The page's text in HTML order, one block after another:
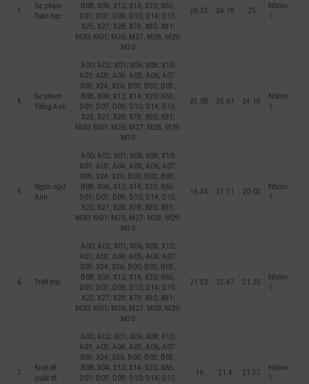
3
Sư phạm
Toán học
B08; X04; X12; X14; X20; X65;
D01; D07; D09; D10; D14; D15;
X25; X27; X28; X78; X80; X81;
M00; M01; M26; M27; M28; M29;
M30
26.33 26.18 25
Nhóm
1
4
Sư phạm
Tiếng Anh
A00; A02; X01; X06; X08; X10;
A01; A03; A04; A05; A06; A07;
X05; X24; X26; B00; B02; B03;
B08; X04; X12; X14; X20; X65;
D01; D07; D09; D10; D14; D15;
X25; X27; X28; X78; X80; X81;
M00; M01; M26; M27; M28; M29;
M30
23.08 25.61 24.18
Nhóm
1
5
Ngôn ngữ
Anh
A00; A02; X01; X06; X08; X10;
A01; A03; A04; A05; A06; A07;
X05; X24; X26; B00; B02; B03;
B08; X04; X12; X14; X20; X65;
D01; D07; D09; D10; D14; D15;
X25; X27; X28; X78; X80; X81;
M00; M01; M26; M27; M28; M29;
M30
16.34 21.71 20.02
Nhóm
1
6 Triết học
A00; A02; X01; X06; X08; X10;
A01; A03; A04; A05; A06; A07;
X05; X24; X26; B00; B02; B03;
B08; X04; X12; X14; X20; X65;
D01; D07; D09; D10; D14; D15;
X25; X27; X28; X78; X80; X81;
M00; M01; M26; M27; M28; M29;
M30
21.52 23.47 21.25
Nhóm
1
7
Kinh tế
quốc tế
A00; A02; X01; X06; X08; X10;
A01; A03; A04; A05; A06; A07;
X05; X24; X26; B00; B02; B03;
B08; X04; X12; X14; X20; X65;
D01; D07; D09; D10; D14; D15;
16 21.4 21.37
Nhóm
1